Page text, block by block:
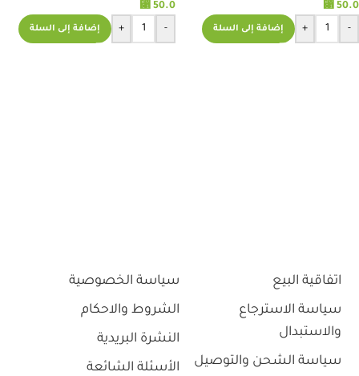
⃁ 50.0
-
+ إضافة إلى السلة
⃁ 50.0
-
+ إضافة إلى السلة
اتفاقية البيع
سياسة الاسترجاع
والاستبدال
سياسة الشحن والتوصيل
سياسة الخصوصية
الشروط والاحكام
النشرة البريدية
الأسئلة الشائعة